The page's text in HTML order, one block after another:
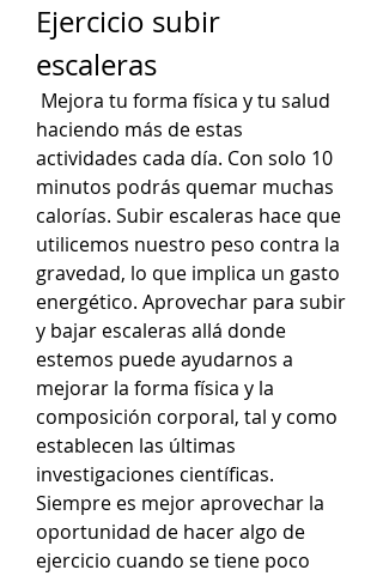
Ejercicio subir
escaleras
haciendo más de estas
actividades cada día. Con solo 10
minutos podrás quemar muchas
calorías. Subir escaleras hace que
utilicemos nuestro peso contra la
gravedad, lo que implica un gasto
energético. Aprovechar para subir
y bajar escaleras allá donde
estemos puede ayudarnos a
mejorar la forma física y la
composición corporal, tal y como
establecen las últimas
investigaciones científicas.
Siempre es mejor aprovechar la
oportunidad de hacer algo de
ejercicio cuando se tiene poco